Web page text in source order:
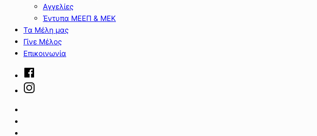
Αγγελίες
Έντυπα ΜΕΕΠ & ΜΕΚ
Τα Μέλη μας
Γίνε Μέλος
Επικοινωνία